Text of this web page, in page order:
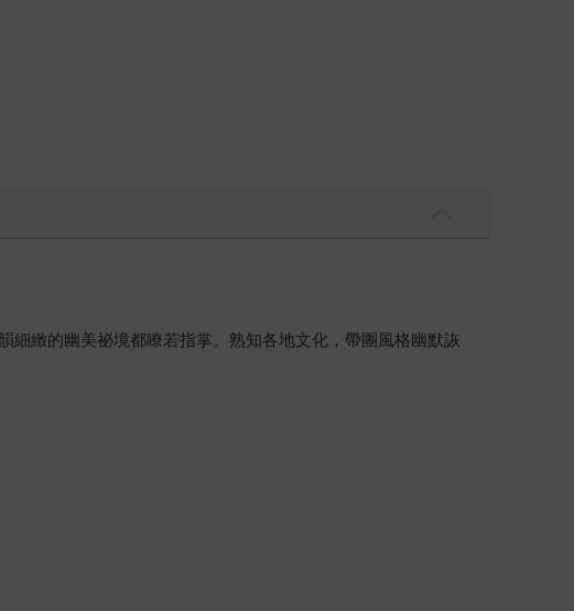
細緻的幽美祕境都瞭若指掌。熟知各地文化，帶團風格幽默詼